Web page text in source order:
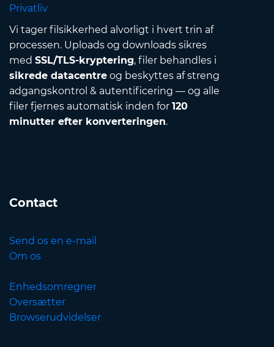
Privatliv
Vi tager filsikkerhed alvorligt i hvert trin af
processen. Uploads og downloads sikres
med SSL/TLS-kryptering, filer behandles i
sikrede datacentre og beskyttes af streng
adgangskontrol & autentificering — og alle
filer fjernes automatisk inden for 120
minutter efter konverteringen.
Contact
Send os en e-mail
Om os
Enhedsomregner
Oversætter
Browserudvidelser